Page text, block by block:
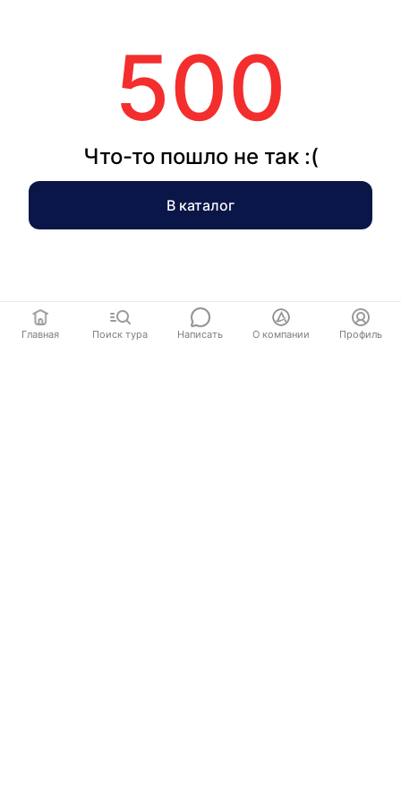
500
Что-то пошло не так :(
В каталог
Главная Поиск тура Написать О компании Профиль